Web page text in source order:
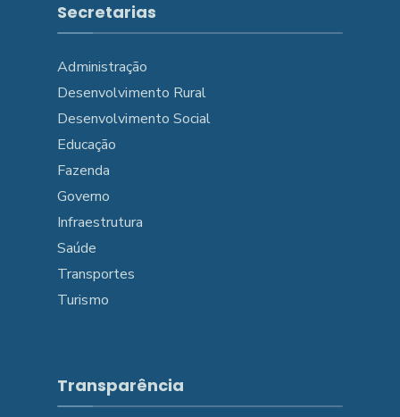
Secretarias
Administração
Desenvolvimento Rural
Desenvolvimento Social
Educação
Fazenda
Governo
Infraestrutura
Saúde
Transportes
Turismo
Transparência